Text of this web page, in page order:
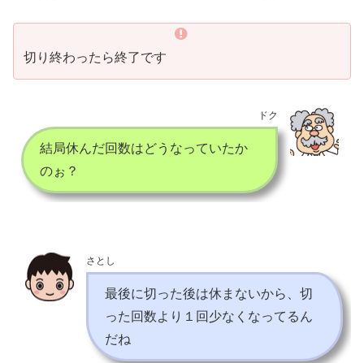
切り終わったら終了です
ドク
結局休んだ回数はどうなっていたか
のぉ？
さとし
最後に切った後は休まないから、切
った回数より１回少なくなってるん
だね